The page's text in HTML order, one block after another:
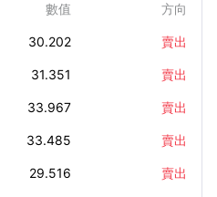
數值 方向
30.202 賣出
31.351 賣出
33.967 賣出
33.485 賣出
29.516 賣出